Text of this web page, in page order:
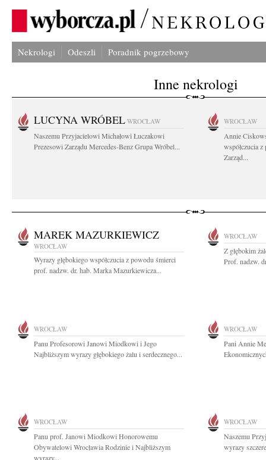
Nekrologi Odeszli Poradnik pogrzebowy
Inne nekrologi
LUCYNA WRÓBEL WROCŁAW
Naszemu Przyjacielowi Michałowi Łuczakowi
Prezesowi Zarządu Mercedes-Benz Grupa Wróbel...
WROCŁAW
Annie
współczucia
Zarząd...
MAREK MAZURKIEWICZ
WROCŁAW
Wyrazy głębokiego współczucia z powodu śmierci
prof. nadzw. dr. hab. Marka Mazurkiewicza...
WROCŁAW
Z głębokim
Prof. nadzw.
WROCŁAW
Panu Profesorowi Janowi Miodkowi i Jego
Najbliższym wyrazy głębokiego żalu i serdecznego...
WROCŁAW
Pani Annie
WROCŁAW
Panu prof. Janowi Miodkowi Honorowemu
Obywatelowi Wrocławia Rodzinie i Najbliższym
wyrazy...
WROCŁAW
Naszemu
wyrazy